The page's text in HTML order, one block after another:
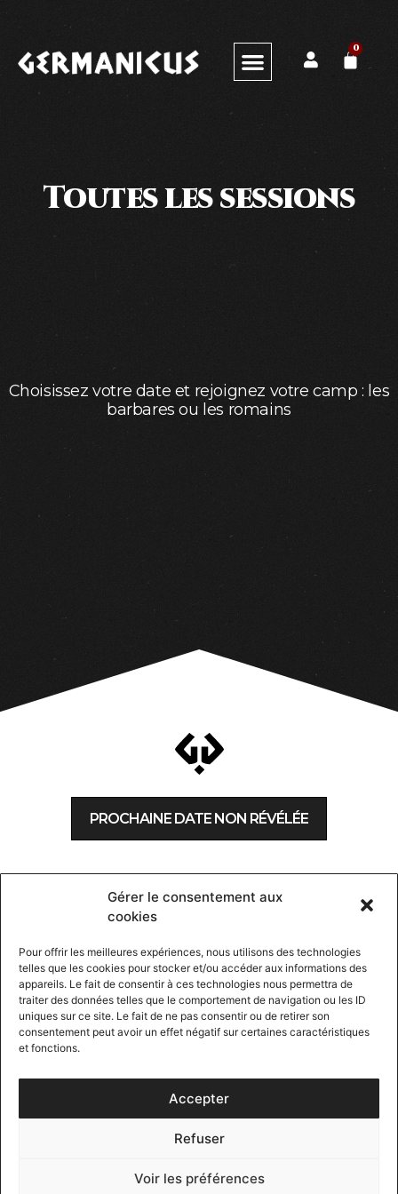
Gérer le consentement aux
cookies
Pour offrir les meilleures expériences, nous utilisons des technologies
telles que les cookies pour stocker et/ou accéder aux informations des
appareils. Le fait de consentir à ces technologies nous permettra de
traiter des données telles que le comportement de navigation ou les ID
uniques sur ce site. Le fait de ne pas consentir ou de retirer son
consentement peut avoir un effet négatif sur certaines caractéristiques
et fonctions.
Accepter
Refuser
Voir les préférences
0
Toutes les sessions
Choisissez votre date et rejoignez votre camp : les
barbares ou les romains
PROCHAINE DATE NON RÉVÉLÉE
ENVOYER
CONTACT FAQ
CONDITIONS GÉNÉRALES DE VENTE
POLITIQUE DE COOKIES